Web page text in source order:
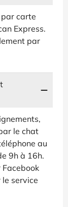
carte
Express.
par
le chat
au
9h à 16h.
service